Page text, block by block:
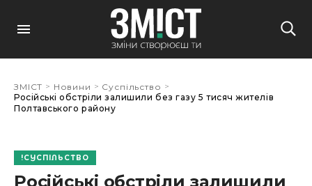
ЗМІСТ > Новини > Суспільство >
Російські обстріли залишили без газу 5 тисяч жителів
Полтавського району
СУСПІЛЬСТВО
Російські обстріли залишили